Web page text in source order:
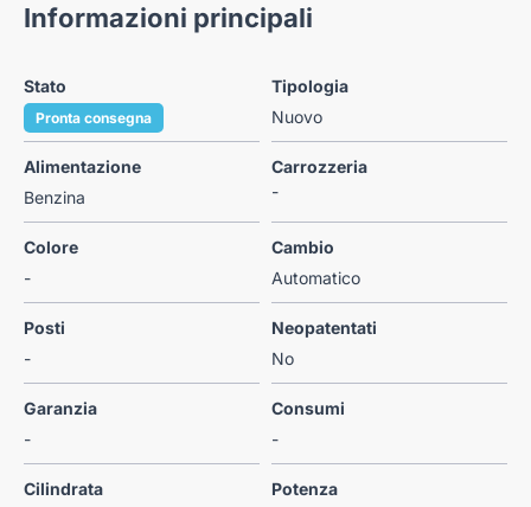
Informazioni principali
Stato
Pronta consegna
Tipologia
Nuovo
Alimentazione
Benzina
Carrozzeria
-
Colore
-
Cambio
Automatico
Posti
-
Neopatentati
No
Garanzia
-
Consumi
-
Cilindrata
Potenza